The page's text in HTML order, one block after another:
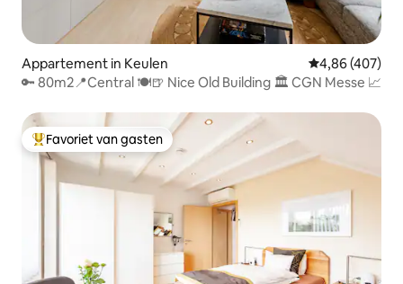
Appartement in Keulen Gemiddelde
4,86 (407)
🔑 80m2📍Central 🍽🍺 Nice Old Building 🏛 CGN Messe 📈
Topfavoriet van gasten
Favoriet van gasten